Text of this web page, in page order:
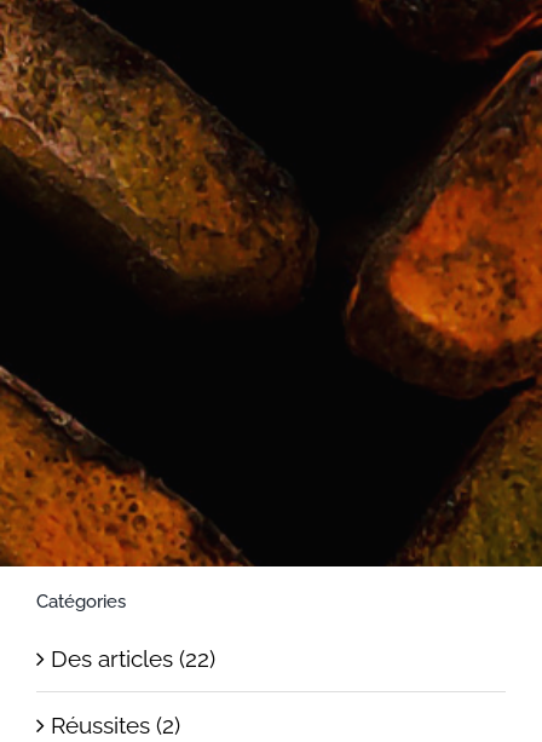
Catégories
Des articles (22)
Réussites (2)